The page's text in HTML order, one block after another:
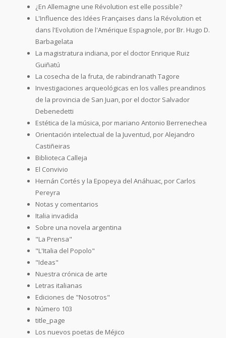
¿En Allemagne une Révolution est elle possible?
L'Influence des Idées Françaises dans la Révolution et
dans l'Evolution de l'Amérique Espagnole, por Br. Hugo D.
Barbagelata
La magistratura indiana, por el doctor Enrique Ruiz
Guiñatú
La cosecha de la fruta, de rabindranath Tagore
Investigaciones arqueológicas en los valles preandinos
de la provincia de San Juan, por el doctor Salvador
Debenedetti
Estética de la música, por mariano Antonio Berrenechea
Orientación intelectual de la Juventud, por Alejandro
Castiñeiras
Biblioteca Calleja
El Convivio
Hernán Cortés y la Epopeya del Anáhuac, por Carlos
Pereyra
Notas y comentarios
Italia invadida
Sobre una novela argentina
"La Prensa"
"L'Italia del Popolo"
"Ideas"
Nuestra crónica de arte
Letras italianas
Ediciones de "Nosotros"
Número 103
title_page
Los nuevos poetas de Méjico